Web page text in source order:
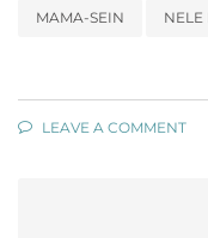
MAMA-SEIN
LEAVE A COMMENT